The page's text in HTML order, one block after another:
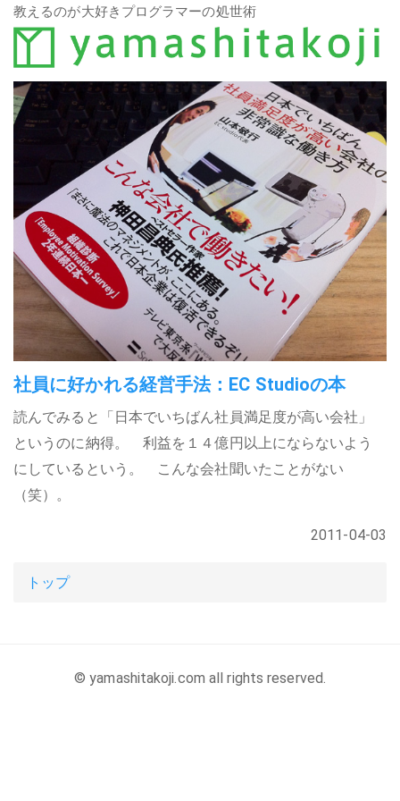
教えるのが大好きプログラマーの処世術
社員に好かれる経営手法：EC Studioの本
読んでみると「日本でいちばん社員満足度が高い会社」
というのに納得。 利益を１４億円以上にならないよう
にしているという。 こんな会社聞いたことがない
（笑）。
2011-04-03
トップ
© yamashitakoji.com all rights reserved.